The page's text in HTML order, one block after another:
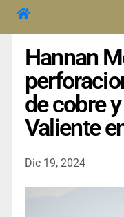
Hannan
de cobre
Valiente
Dic 19, 2024